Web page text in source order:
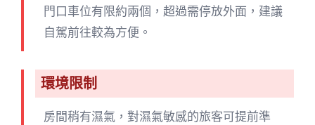
門口車位有限約兩個，超過需停放外面，建議
自駕前往較為方便。
環境限制
房間稍有濕氣，對濕氣敏感的旅客可提前準